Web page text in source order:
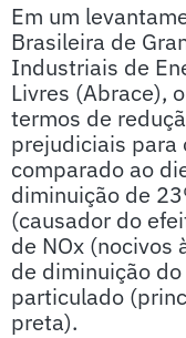
Em um
Brasileira de
Industriais de
Livres (Abrace),
termos de
prejudiciais para
comparado ao
diminuição de
(causador do
de NOx (nocivos
de diminuição
particulado
preta).